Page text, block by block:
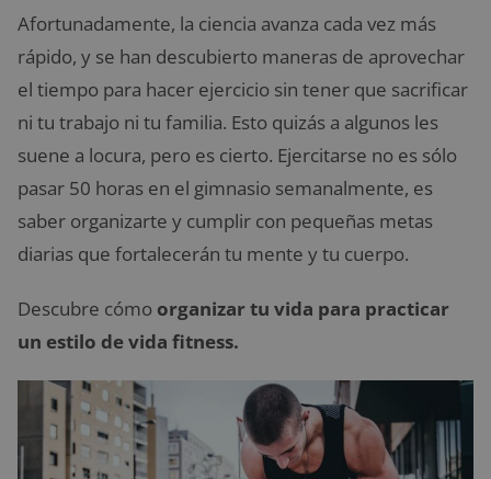
Afortunadamente, la ciencia avanza cada vez más
rápido, y se han descubierto maneras de aprovechar
el tiempo para hacer ejercicio sin tener que sacrificar
ni tu trabajo ni tu familia. Esto quizás a algunos les
suene a locura, pero es cierto. Ejercitarse no es sólo
pasar 50 horas en el gimnasio semanalmente, es
saber organizarte y cumplir con pequeñas metas
diarias que fortalecerán tu mente y tu cuerpo.
Descubre cómo organizar tu vida para practicar
un estilo de vida fitness.